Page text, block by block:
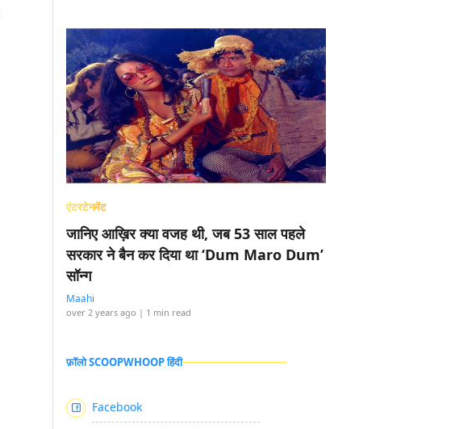
एंटरटेनमेंट
जानिए आख़िर क्या वजह थी, जब 53 साल पहले
सरकार ने बैन कर दिया था ‘Dum Maro Dum’
सॉन्ग
Maahi
over 2 years ago | 1 min read
फ़ॉलो SCOOPWHOOP हिंदी
Facebook